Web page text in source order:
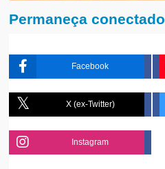
Permaneça conectado
Facebook
X (ex-Twitter)
Instagram